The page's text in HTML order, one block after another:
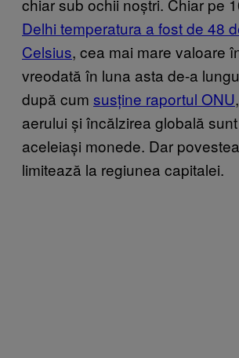
Delhi temperatura a fost de 48
Celsius, cea mai mare valoare
vreodată în luna asta de-a
după cum susține raportul ONU
aerului și încălzirea globală
aceleiași monede. Dar
limitează la regiunea capitalei.